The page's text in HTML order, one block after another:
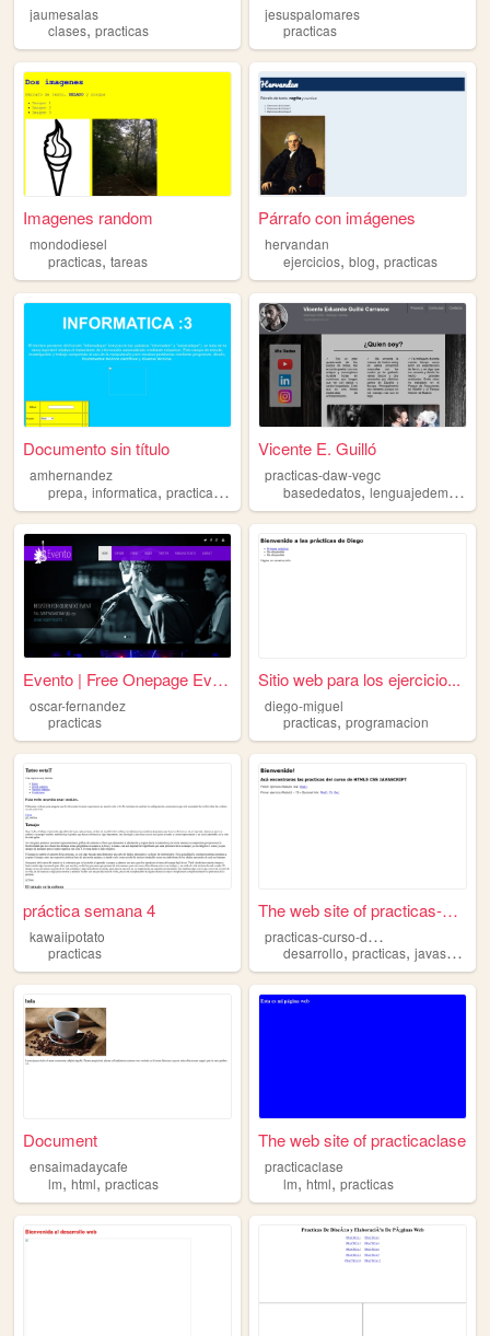
jaumesalas
clases, practicas
jesuspalomares
practicas
Imagenes random
mondodiesel
practicas, tareas
Párrafo con imágenes
hervandan
ejercicios,blog,practicas
Documento sin título
amhernandez
prepa, informatica, practicas ,
Vicente E. Guilló
practicas-daw-vegc
basededatos,lenguajedemarcado
Evento | Free Onepage Event ...
oscar-fernandez
practicas
Sitio web para los ejercicio...
diego-miguel
practicas,programacion
práctica semana 4
kawaiipotato
practicas
The web site of practicas-cu...
p
racticas-curso-desarrollo-hcj
desarrollo,practicas,javascript
Document
ensaimadaycafe
lm, html, practicas
The web site of practicaclase
practicaclase
lm,html,practicas